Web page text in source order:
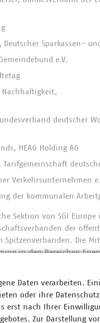
Sparkassen-
e.V.
Nachhaltigkeit,
deutscher
HEAG Holding AG
Tarifgemeinschaft
Verkehrsunternehmen
der kommunalen
Sektion von SGI Europe
der
Die
in den Bereichen
Häfen,
des bvöd, die
europäischen
Daten verarbeiten.
oder ihre
erst nach Ihrer
Zur Darstellung